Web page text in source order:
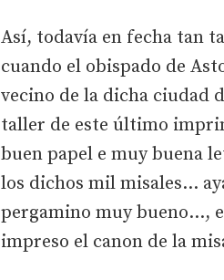
Así, todavía en fecha tan
cuando el obispado de
vecino de la dicha ciudad
taller de este último
buen papel e muy buena
los dichos mil misales…
pergamino muy bueno…,
impreso el canon de la